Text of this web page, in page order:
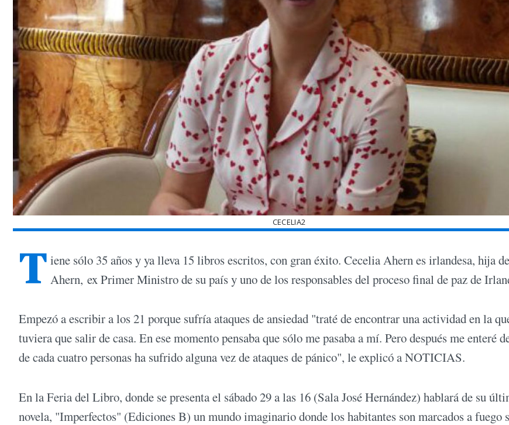
CECELIA2
T iene sólo 35 años y ya lleva 15 libros escritos, con gran éxito. Cecelia Ahern es irlandesa, hija
Ahern, ex Primer Ministro de su país y uno de los responsables del proceso final de paz de
Empezó a escribir a los 21 porque sufría ataques de ansiedad "traté de encontrar una actividad en la
tuviera que salir de casa. En ese momento pensaba que sólo me pasaba a mí. Pero después me enteré
de cada cuatro personas ha sufrido alguna vez de ataques de pánico", le explicó a NOTICIAS.
En la Feria del Libro, donde se presenta el sábado 29 a las 16 (Sala José Hernández) hablará de su
novela, "Imperfectos" (Ediciones B) un mundo imaginario donde los habitantes son marcados a fuego